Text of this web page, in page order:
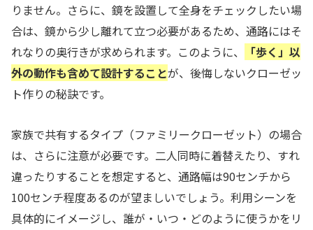
りません。さらに、鏡を設置して全身をチェックしたい場
合は、鏡から少し離れて立つ必要があるため、通路にはそ
れなりの奥行きが求められます。このように、
「歩く」以
外の動作も含めて設計することが、後悔しないクローゼッ
ト作りの秘訣です。
家族で共有するタイプ（ファミリークローゼット）の場合
は、さらに注意が必要です。二人同時に着替えたり、すれ
違ったりすることを想定すると、通路幅は90センチから
100センチ程度あるのが望ましいでしょう。利用シーンを
具体的にイメージし、誰が・いつ・どのように使うかをリ